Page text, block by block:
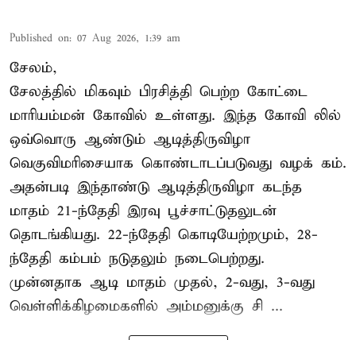
Published on: 07 Aug 2026, 1:39 am
சேலம்,
சேலத்தில் மிகவும் பிரசித்தி பெற்ற கோட்டை
மாரியம்மன் கோவில் உள்ளது. இந்த கோவி லில்
ஒவ்வொரு ஆண்டும் ஆடித்திருவிழா
வெகுவிமரிசையாக கொண்டாடப்படுவது வழக் கம்.
அதன்படி இந்தாண்டு ஆடித்திருவிழா கடந்த
மாதம் 21-ந்தேதி இரவு பூச்சாட்டுதலுடன்
தொடங்கியது. 22-ந்தேதி கொடியேற்றமும், 28-
ந்தேதி கம்பம் நடுதலும் நடைபெற்றது.
முன்னதாக ஆடி மாதம் முதல், 2-வது, 3-வது
வெள்ளிக்கிழமைகளில் அம்மனுக்கு சி ...